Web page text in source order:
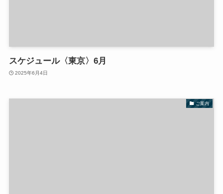
スケジュール〈東京〉6月
2025年6月4日
ご案内